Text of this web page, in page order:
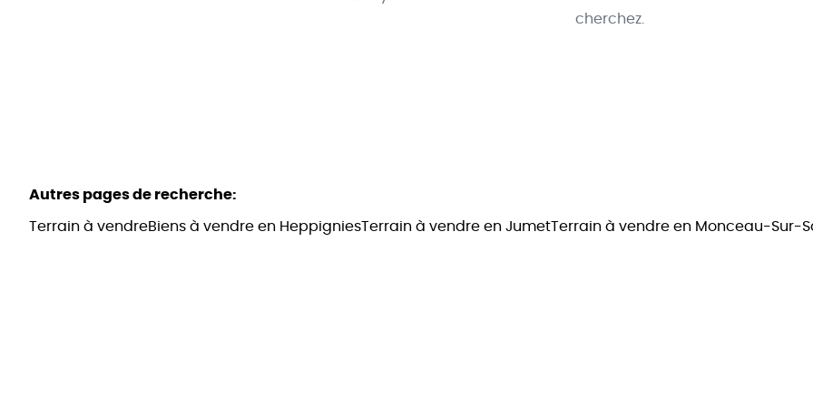
cherchez.
Autres pages de recherche:
Terrain à vendreBiens à vendre en HeppigniesTerrain à vendre en JumetTerrain à vendre en Monceau-Sur-